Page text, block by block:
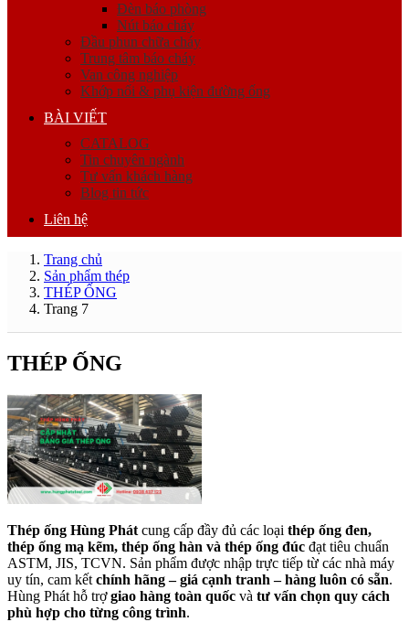
Đèn báo phòng
Nút báo cháy
Đầu phun chữa cháy
Trung tâm báo cháy
Van công nghiệp
Khớp nối & phụ kiện đường ống
BÀI VIẾT
CATALOG
Tin chuyên ngành
Tư vấn khách hàng
Blog tin tức
Liên hệ
Trang chủ
Sản phẩm thép
THÉP ỐNG
Trang 7
THÉP ỐNG
Thép ống Hùng Phát cung cấp đầy đủ các loại thép ống đen,
thép ống mạ kẽm, thép ống hàn và thép ống đúc đạt tiêu chuẩn
ASTM, JIS, TCVN. Sản phẩm được nhập trực tiếp từ các nhà máy
uy tín, cam kết chính hãng – giá cạnh tranh – hàng luôn có sẵn.
Hùng Phát hỗ trợgiao hàng toàn quốc và tư vấn chọn quy cách
phù hợp cho từng công trình.